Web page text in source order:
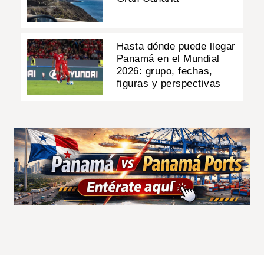
Hasta dónde puede llegar
Panamá en el Mundial
2026: grupo, fechas,
figuras y perspectivas